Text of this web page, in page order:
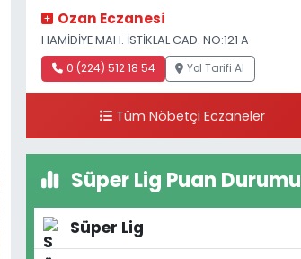
Ozan Eczanesi
HAMİDİYE MAH. İSTİKLAL CAD. NO:121 A
0 (224) 512 18 54 Yol Tarifi Al
Tüm Nöbetçi Eczaneler
Süper Lig Puan Durumu
Süper Lig